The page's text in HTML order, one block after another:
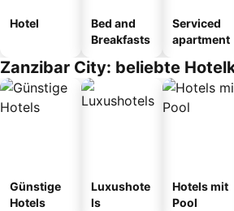
Hotel
Bed and
Breakfasts
Serviced
apartment
Zanzibar City: beliebte
Günstige
Hotels
Luxushote
ls
Hotels mit
Pool